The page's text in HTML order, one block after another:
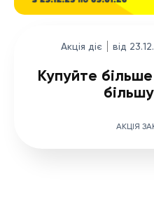
Акція діє від
Купуйте
АКЦІЯ